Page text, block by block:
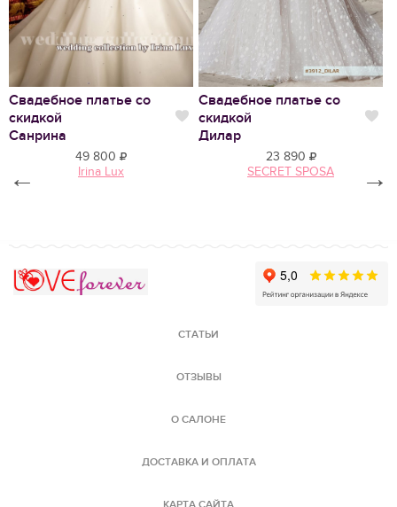
Свадебное платье со
скидкой
Санрина
Нравится
49 800
Irina Lux
Свадебное платье со
скидкой
Дилар
23 890
SECRET SPOSA
← →
СТАТЬИ
ОТЗЫВЫ
О САЛОНЕ
ДОСТАВКА И ОПЛАТА